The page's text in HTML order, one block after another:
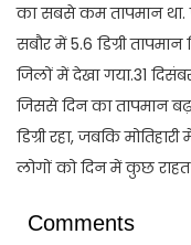
का सबसे कम तापमान था.
सबौर में 5.6 डिग्री
जिलों में देखा गया.31
जिससे दिन का तापमान
डिग्री रहा, जबकि
लोगों को दिन में कुछ
Comments